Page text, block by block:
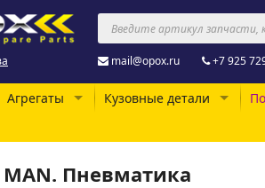
mail@opox.ru +7 925
Агрегаты Кузовные детали
MAN. Пневматика